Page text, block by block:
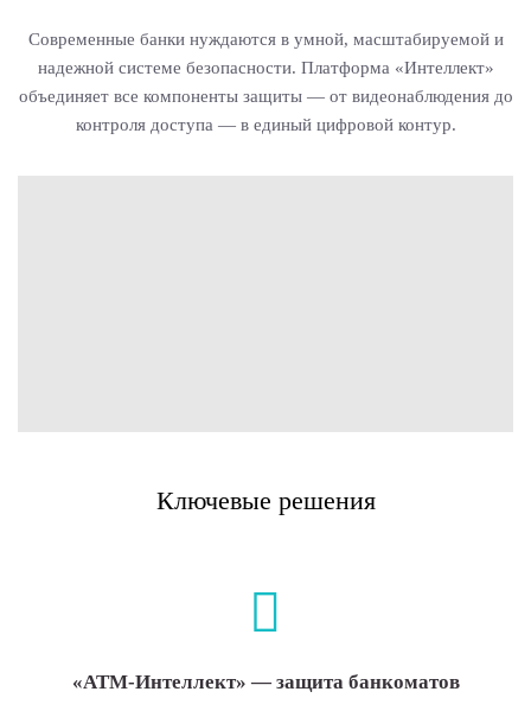
Современные банки нуждаются в умной, масштабируемой и
надежной системе безопасности. Платформа «Интеллект»
объединяет все компоненты защиты — от видеонаблюдения до
контроля доступа — в единый цифровой контур.
Ключевые решения
«АТМ-Интеллект» — защита банкоматов